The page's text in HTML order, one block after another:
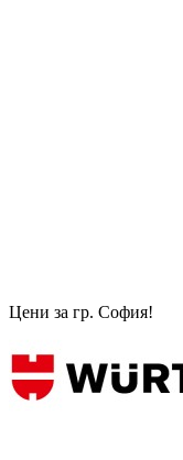
Цени за гр. София!